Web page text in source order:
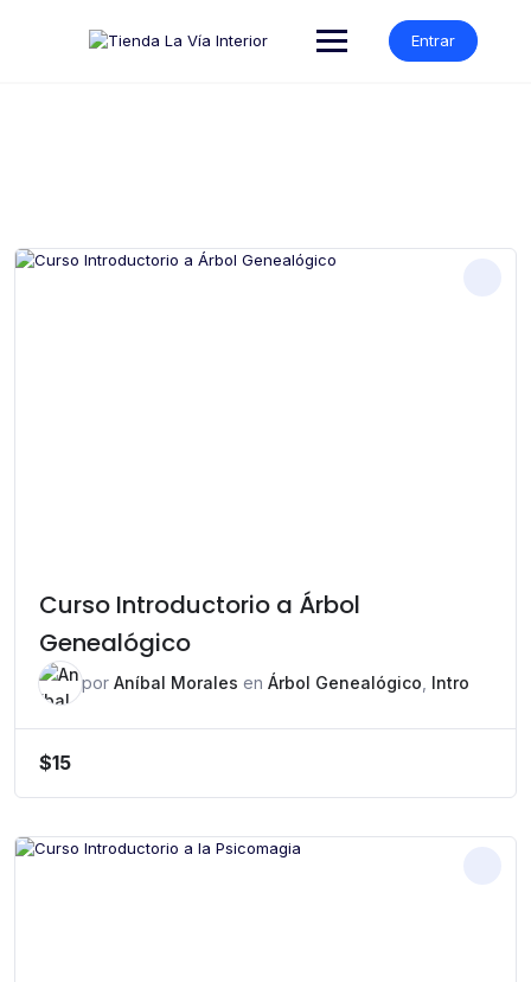
Entrar
Curso Introductorio a Árbol
Genealógico
por Aníbal Morales en Árbol Genealógico Intro
$15